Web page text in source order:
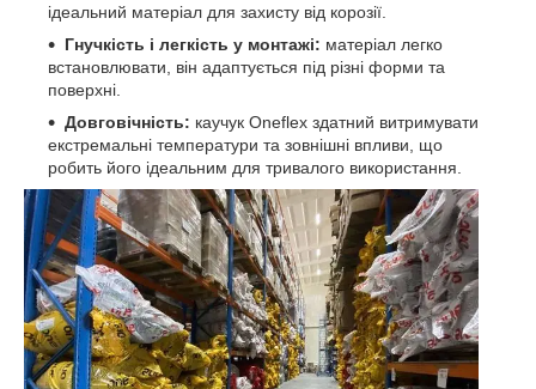
ідеальний матеріал для захисту від корозії.
Гнучкість і легкість у монтажі: матеріал легко
встановлювати, він адаптується під різні форми та
поверхні.
Довговічність: каучук Oneflex здатний витримувати
екстремальні температури та зовнішні впливи, що
робить його ідеальним для тривалого використання.